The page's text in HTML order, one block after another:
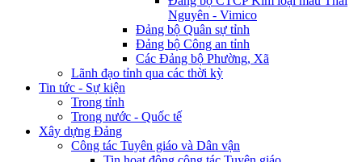
Nguyên - Vimico
Đảng bộ Quân sự tỉnh
Đảng bộ Công an tỉnh
Các Đảng bộ Phường, Xã
Lãnh đạo tỉnh qua các thời kỳ
Tin tức - Sự kiện
Trong tỉnh
Trong nước - Quốc tế
Xây dựng Đảng
Công tác Tuyên giáo và Dân vận